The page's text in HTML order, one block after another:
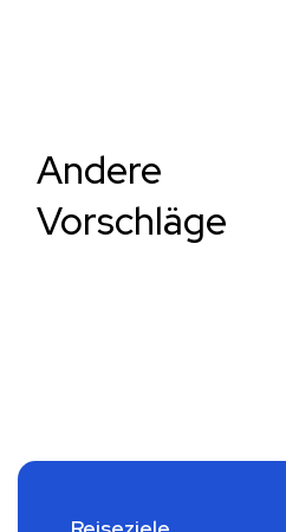
Andere
Vorschläge